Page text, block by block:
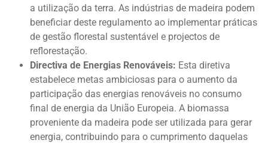
a utilização da terra. As indústrias de madeira podem
beneficiar deste regulamento ao implementar práticas
de gestão florestal sustentável e projectos de
reflorestação.
Directiva de Energias Renováveis: Esta diretiva
estabelece metas ambiciosas para o aumento da
participação das energias renováveis no consumo
final de energia da União Europeia. A biomassa
proveniente da madeira pode ser utilizada para gerar
energia, contribuindo para o cumprimento daquelas